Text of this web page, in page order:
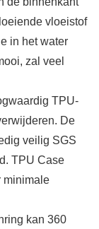
vloeistof
in het water
zal veel
TPU-
De
veilig SGS
TPU Case
minimale
kan 360